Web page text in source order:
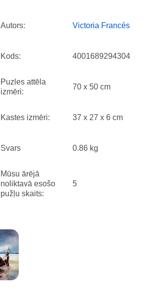
Autors: Victoria Francés
Kods: 4001689294304
Puzles attēla
izmēri:
70 x 50 cm
Kastes izmēri: 37 x 27 x 6 cm
Svars 0.86 kg
Mūsu ārējā
noliktavā esošo
pužļu skaits:
5